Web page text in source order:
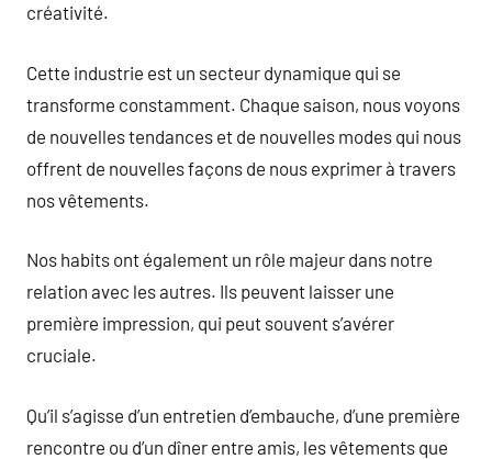
créativité.
Cette industrie est un secteur dynamique qui se
transforme constamment. Chaque saison, nous voyons
de nouvelles tendances et de nouvelles modes qui nous
offrent de nouvelles façons de nous exprimer à travers
nos vêtements.
Nos habits ont également un rôle majeur dans notre
relation avec les autres. Ils peuvent laisser une
première impression, qui peut souvent s’avérer
cruciale.
Qu’il s’agisse d’un entretien d’embauche, d’une première
rencontre ou d’un dîner entre amis, les vêtements que